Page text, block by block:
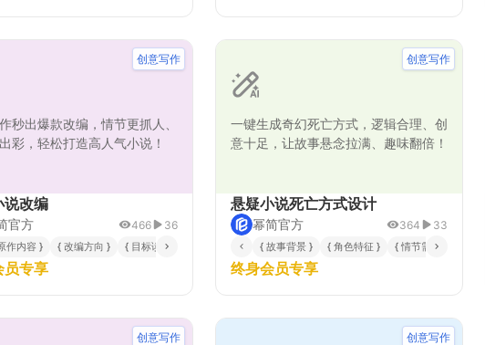
关系 } { 情感基调偏好 } { 关键道具或设定 } { 需避免的反转元素 }
秒出爆款改编，情节更抓人、
彩，轻松打造高人气小说！
创意写作
说改编
官方 466 36
作内容 } { 改编方向 } { 目标读者 } { 风格偏好 }
员专享
一键生成奇幻死亡方式，逻辑合理、创
意十足，让故事悬念拉满、趣味翻倍！
创意写作
悬疑小说死亡方式设计
幂简官方 364 33
{ 故事背景 } { 角色特征 } { 情节需求 } {
终身会员专享
创意写作 创意写作